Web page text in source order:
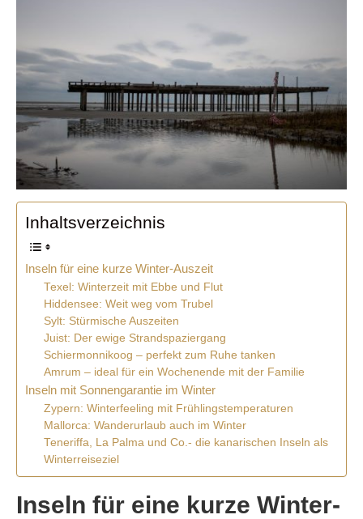
Inhaltsverzeichnis
Inseln für eine kurze Winter-Auszeit
Texel: Winterzeit mit Ebbe und Flut
Hiddensee: Weit weg vom Trubel
Sylt: Stürmische Auszeiten
Juist: Der ewige Strandspaziergang
Schiermonnikoog – perfekt zum Ruhe tanken
Amrum – ideal für ein Wochenende mit der Familie
Inseln mit Sonnengarantie im Winter
Zypern: Winterfeeling mit Frühlingstemperaturen
Mallorca: Wanderurlaub auch im Winter
Teneriffa, La Palma und Co.- die kanarischen Inseln als
Winterreiseziel
Inseln für eine kurze Winter-